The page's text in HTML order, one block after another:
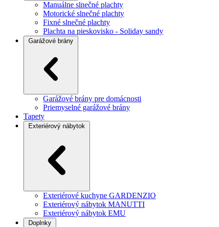
Manuálne slnečné plachty
Motorické slnečné plachty
Fixné slnečné plachty
Plachta na pieskovisko - Soliday sandy
Garážové brány
Garážové brány pre domácnosti
Priemyselné garážové brány
Tapety
Exteriérový nábytok
Exteriérové kuchyne GARDENZIO
Exteriérový nábytok MANUTTI
Exteriérový nábytok EMU
Doplnky